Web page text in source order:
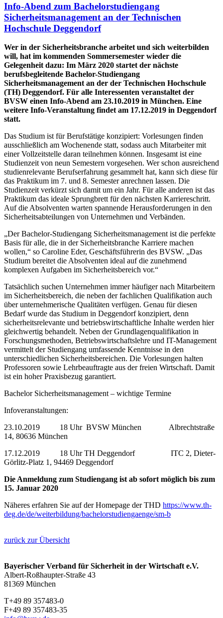
Info-Abend zum Bachelorstudiengang
Sicherheitsmanagement an der Technischen
Hochschule Deggendorf
Wer in der Sicherheitsbranche arbeitet und sich weiterbilden
will, hat im kommenden Sommersemester wieder die
Gelegenheit dazu: Im März 2020 startet der nächste
berufsbegleitende Bachelor-Studiengang
Sicherheitsmanagement an der der Technischen Hochschule
(TH) Deggendorf. Für alle Interessenten veranstaltet der
BVSW einen Info-Abend am 23.10.2019 in München. Eine
weitere Info-Veranstaltung findet am 17.12.2019 in Deggendorf
statt.
Das Studium ist für Berufstätige konzipiert: Vorlesungen finden
ausschließlich am Wochenende statt, sodass auch Mitarbeiter mit
einer Vollzeitstelle daran teilnehmen können. Insgesamt ist eine
Studienzeit von neun Semestern vorgesehen. Wer schon ausreichend
studienrelevante Berufserfahrung gesammelt hat, kann sich diese für
das Praktikum im 7. und 8. Semester anrechnen lassen. Die
Studienzeit verkürzt sich damit um ein Jahr. Für alle anderen ist das
Praktikum das ideale Sprungbrett für den nächsten Karriereschritt.
Auf die Absolventen warten spannende Herausforderungen in den
Sicherheitsabteilungen von Unternehmen und Verbänden.
„Der Bachelor-Studiengang Sicherheitsmanagement ist die perfekte
Basis für alle, die in der Sicherheitsbranche Karriere machen
wollen,“ so Caroline Eder, Geschäftsführerin des BVSW. „Das
Studium bereitet die Absolventen ideal auf die zunehmend
komplexen Aufgaben im Sicherheitsbereich vor.“
Tatsächlich suchen Unternehmen immer häufiger nach Mitarbeitern
im Sicherheitsbereich, die neben der fachlichen Qualifikation auch
über unternehmerische Qualitäten verfügen. Genau für diesen
Bedarf wurde das Studium in Deggendorf konzipiert, denn
sicherheitsrelevante und betriebswirtschaftliche Inhalte werden hier
gleichwertig behandelt. Neben der Grundlagenqualifikation in
Forschungsmethoden, Betriebswirtschaftslehre und IT-Management
vermittelt der Studiengang umfassende Kenntnisse in den
unterschiedlichen Sicherheitsbereichen. Die Vorlesungen halten
Professoren sowie Lehrbeauftragte aus der freien Wirtschaft. Damit
ist ein hoher Praxisbezug garantiert.
Bachelor Sicherheitsmanagement – wichtige Termine
Infoveranstaltungen:
23.10.2019 18 Uhr BVSW München Albrechtstraße
14, 80636 München
17.12.2019 18 Uhr TH Deggendorf ITC 2, Dieter-
Görlitz-Platz 1, 94469 Deggendorf
Die Anmeldung zum Studiengang ist ab sofort möglich bis zum
15. Januar 2020
Näheres erfahren Sie auf der Homepage der THD https://www.th-
deg.de/de/weiterbildung/bachelorstudiengaenge/sm-b
zurück zur Übersicht
Bayerischer Verband für Sicherheit in der Wirtschaft e.V.
Albert-Roßhaupter-Straße 43
81369 München
T+49 89 357483-0
F+49 89 357483-35